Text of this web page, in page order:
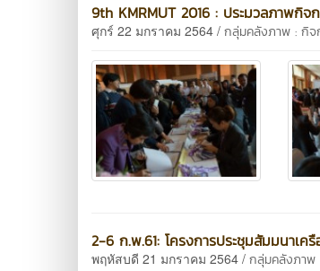
9th KMRMUT 2016 : ประมวลภาพกิจ
ศุกร์ 22 มกราคม 2564 / กลุ่มคลังภาพ : กิจ
2-6 ก.พ.61: โครงการประชุมสัมมนาเค
พฤหัสบดี 21 มกราคม 2564 / กลุ่มคลังภาพ